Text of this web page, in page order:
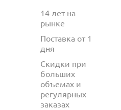
14 лет на
рынке
Поставка от 1
дня
Скидки при
больших
объемах и
регулярных
заказах